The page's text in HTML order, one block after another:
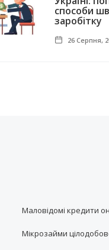
способи
заробітку
26 Серпня,
Маловідомі кредити
Мікрозайми